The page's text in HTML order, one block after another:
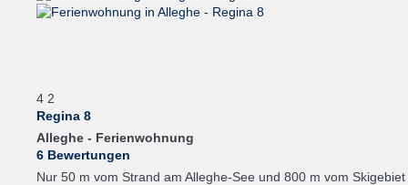
4 2
Regina 8
Alleghe - Ferienwohnung
6 Bewertungen
Nur 50 m vom Strand am Alleghe-See und 800 m vom Skigebiet